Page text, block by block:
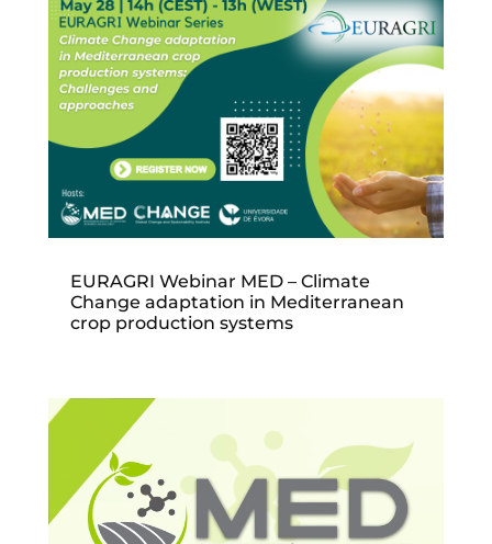
EURAGRI Webinar MED – Climate
Change adaptation in Mediterranean
crop production systems